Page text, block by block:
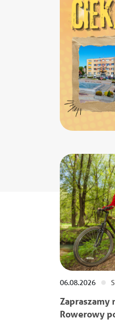
06.08.2026
Zapraszamy
Rowerowy